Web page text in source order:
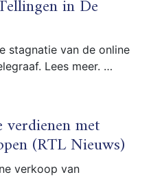
in De
stagnatie van de online
Lees meer. …
met
(RTL Nieuws)
verkoop van